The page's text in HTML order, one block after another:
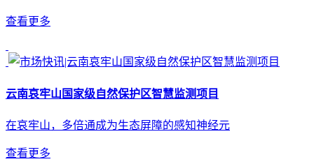
查看更多
云南哀牢山国家级自然保护区智慧监测项目
在哀牢山，多倍通成为生态屏障的感知神经元
查看更多